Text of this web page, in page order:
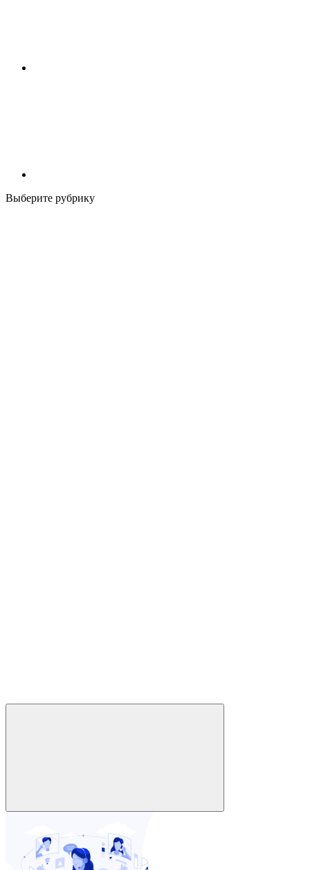
Выберите рубрику